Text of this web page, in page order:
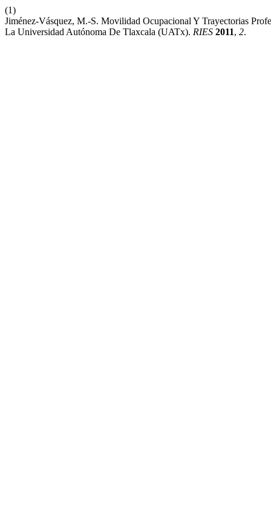
(1)
Jiménez-Vásquez, M.-S. Movilidad Ocupacional Y Trayectorias
La Universidad Autónoma De Tlaxcala (UATx). RIES 2011, 2.